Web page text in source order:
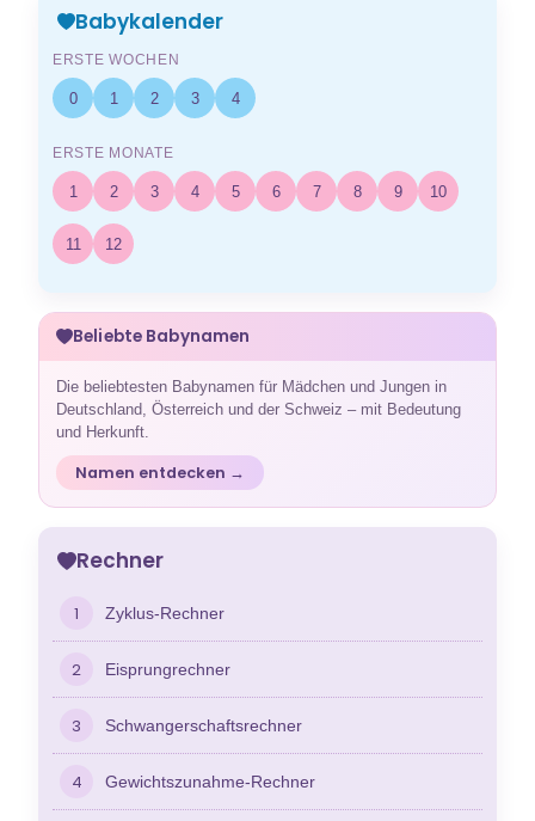
Babykalender
ERSTE WOCHEN
0 1 2 3 4
ERSTE MONATE
1 2 3 4 5 6 7 8 9 10
11 12
Beliebte Babynamen
Die beliebtesten Babynamen für Mädchen und Jungen in
Deutschland, Österreich und der Schweiz – mit Bedeutung
und Herkunft.
Namen entdecken →
Rechner
1 Zyklus-Rechner
2 Eisprungrechner
3 Schwangerschaftsrechner
4 Gewichtszunahme-Rechner